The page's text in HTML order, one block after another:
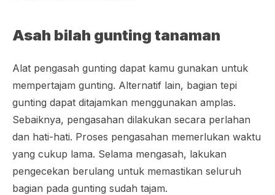
Asah bilah gunting tanaman
Alat pengasah gunting dapat kamu gunakan untuk
mempertajam gunting. Alternatif lain, bagian tepi
gunting dapat ditajamkan menggunakan amplas.
Sebaiknya, pengasahan dilakukan secara perlahan
dan hati-hati. Proses pengasahan memerlukan waktu
yang cukup lama. Selama mengasah, lakukan
pengecekan berulang untuk memastikan seluruh
bagian pada gunting sudah tajam.